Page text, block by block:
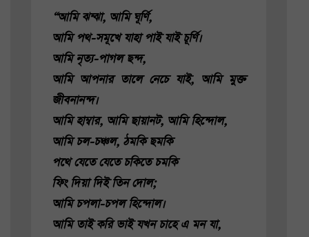
“আমি ঝন্ঝা, আমি ঘূর্ণি,
আমি পথ-সমূখে যাহা পাই যাই চূর্ণি।
আমি নৃত্য-পাগল ছন্দ,
আমি আপনার তালে নেচে যাই, আমি মুক্ত
জীবনানন্দ।
আমি হাম্বার, আমি ছায়ানট, আমি হিন্দোল,
আমি চল-চঞ্চল, ঠমকি ছমকি
পথে যেতে যেতে চকিতে চমকি
ফিং দিয়া দিই তিন দোল;
আমি চপলা-চপল হিন্দোল।
আমি তাই করি ভাই যখন চাহে এ মন যা,